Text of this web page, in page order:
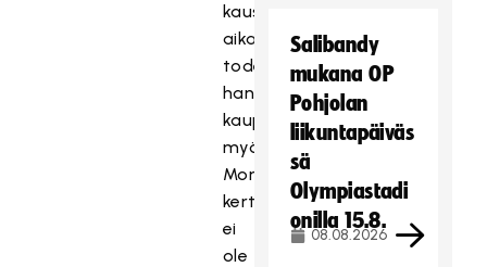
kausien
aikana
todettuihin
hankaliin
kaupunkeihin
myönteisesti.
Montaa
kertaa
ei
ole
Salibandy
mukana OP
Pohjolan
liikuntapäiväs
sä
Olympiastadi
onilla 15.8.
08.08.2026